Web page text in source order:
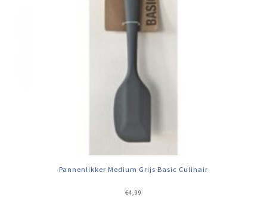
Pannenlikker Medium Grijs Basic Culinair
€4,99